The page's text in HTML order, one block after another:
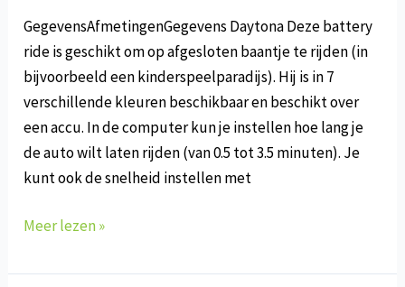
GegevensAfmetingenGegevens Daytona Deze battery
ride is geschikt om op afgesloten baantje te rijden (in
bijvoorbeeld een kinderspeelparadijs). Hij is in 7
verschillende kleuren beschikbaar en beschikt over
een accu. In de computer kun je instellen hoe lang je
de auto wilt laten rijden (van 0.5 tot 3.5 minuten). Je
kunt ook de snelheid instellen met
F-
Daytona
Meer lezen »